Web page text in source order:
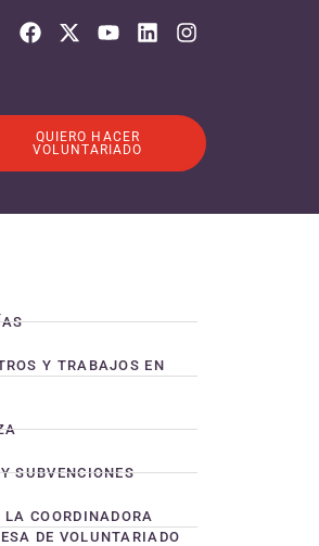
QUIERO HACER
VOLUNTARIADO
Y TRABAJOS EN
SUBVENCIONES
LA COORDINADORA
DE VOLUNTARIADO